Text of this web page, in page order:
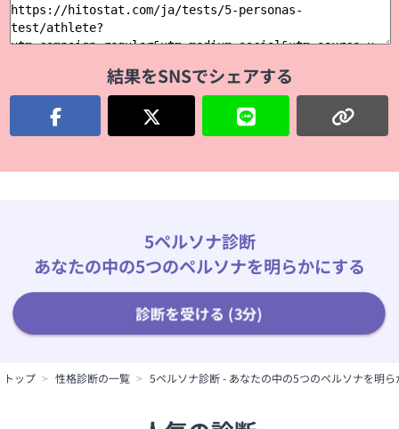
結果をSNSでシェアする
5ペルソナ診断
あなたの中の5つのペルソナを明らかにする
診断を受ける (3分)
トップ 性格診断の一覧 5ペルソナ診断 - あなたの中の5つのペルソナを明ら